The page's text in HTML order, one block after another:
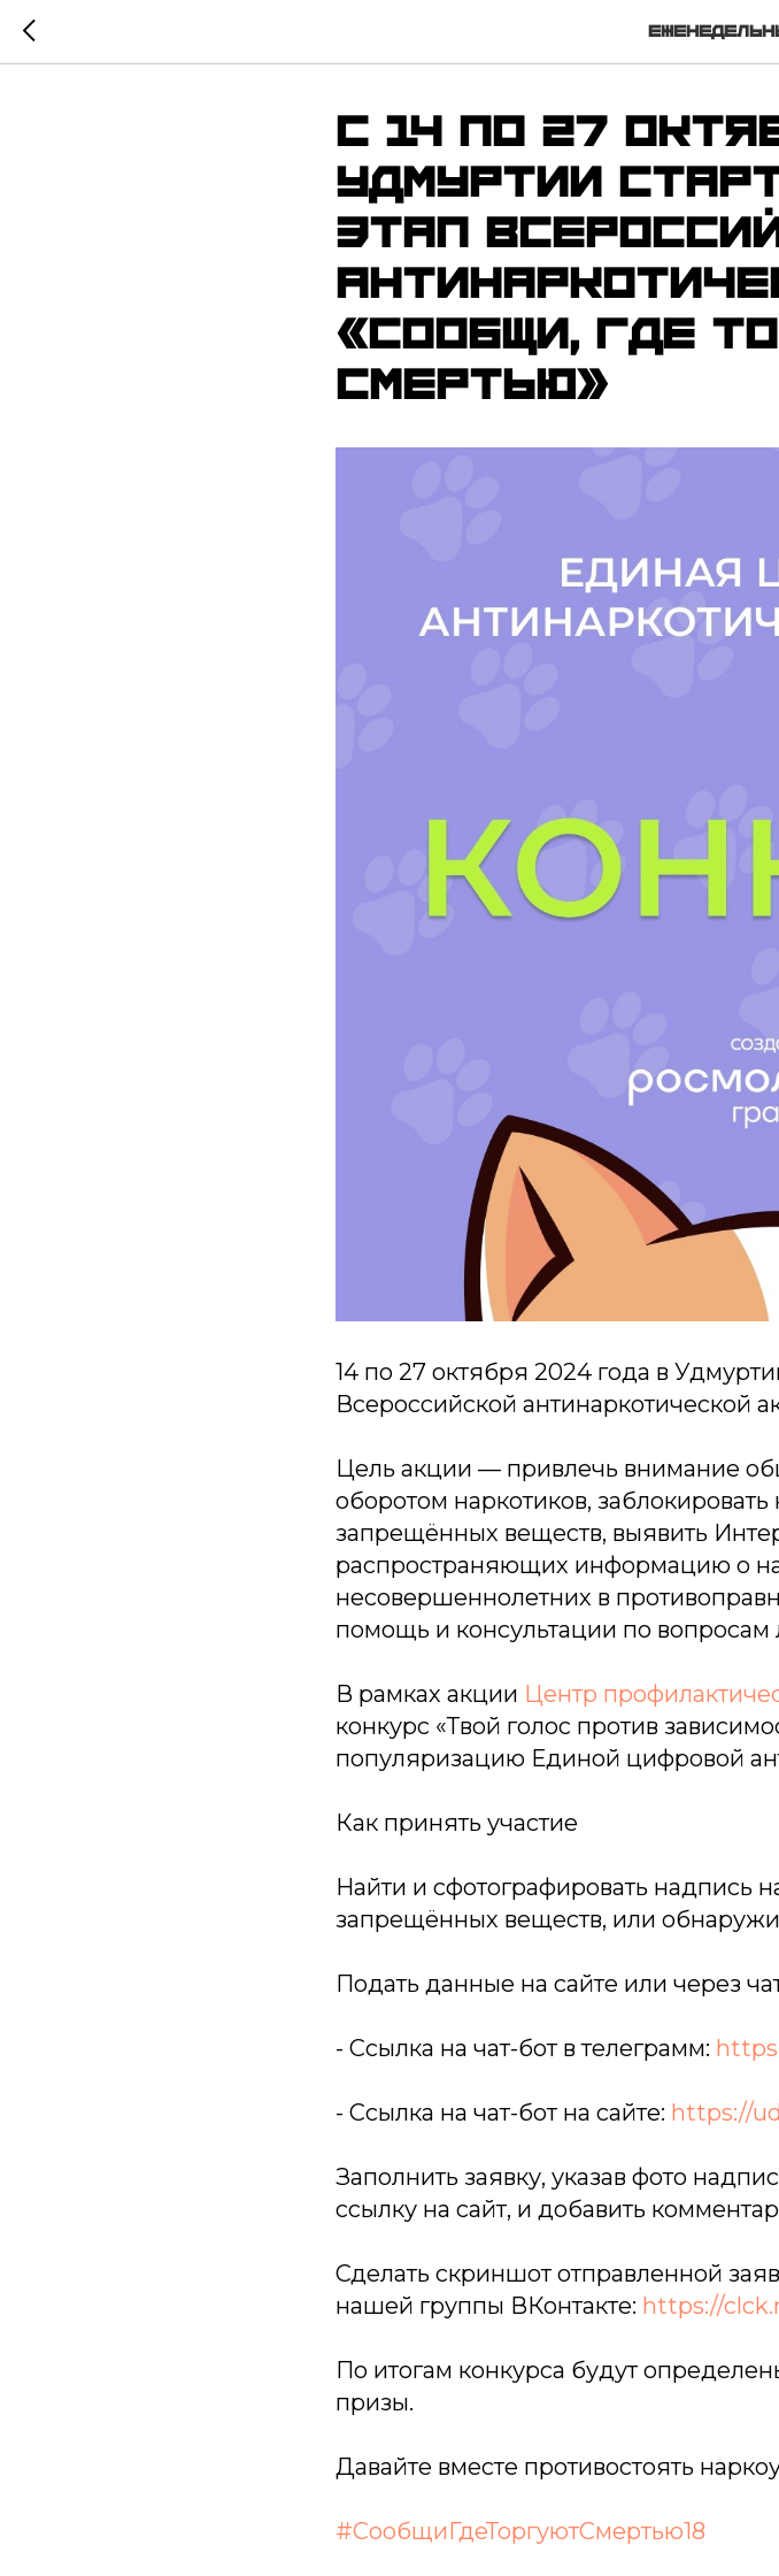
С 14 по 27
Удмуртии
этап
«Сообщи, где
смертью»
14 по 27 октября 2024 года в
Всероссийской антинаркотической
Цель акции — привлечь внимание
оборотом наркотиков,
запрещённых веществ, выявить
распространяющих информацию о
несовершеннолетних в
помощь и консультации по
В рамках акции Центр
конкурс «Твой голос против
популяризацию Единой цифровой
Как принять участие
Найти и сфотографировать надпись
запрещённых веществ, или
Подать данные на сайте или через
- Ссылка на чат-бот в телеграмм:
- Ссылка на чат-бот на сайте: https://
Заполнить заявку, указав фото
ссылку на сайт, и добавить
Сделать скриншот отправленной
нашей группы ВКонтакте: https://
По итогам конкурса будут
призы.
Давайте вместе противостоять
#СообщиГдеТоргуютСмертью18